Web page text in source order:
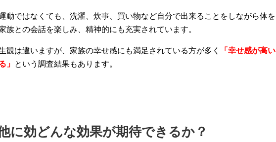
動ではなくても、洗濯、炊事、買い物など自分で出来ることをしながら体を
族との会話を楽しみ、精神的にも充実されています。
観は違いますが、家族の幸せ感にも満足されている方が多く
「幸せ感が高い
」 という調査結果もあります。
に効どんな効果が期待できるか？